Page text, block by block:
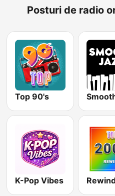
Posturi de radio
Top 90's
K-Pop Vibes